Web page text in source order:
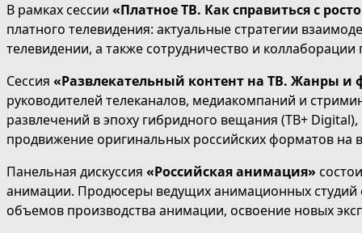
В рамках сессии «Платное ТВ. Как справиться с
платного телевидения: актуальные стратегии
телевидении, а также сотрудничество и
Сессия «Развлекательный контент на ТВ. Жанры и
руководителей телеканалов, медиакомпаний и
развлечений в эпоху гибридного вещания (ТВ+
продвижение оригинальных российских форматов на
Панельная дискуссия «Российская анимация»
анимации. Продюсеры ведущих анимационных студий
объемов производства анимации, освоение новых